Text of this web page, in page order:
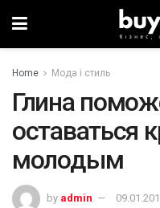
Home Мода і стиль
Глина
оставаться
молодым
by admin